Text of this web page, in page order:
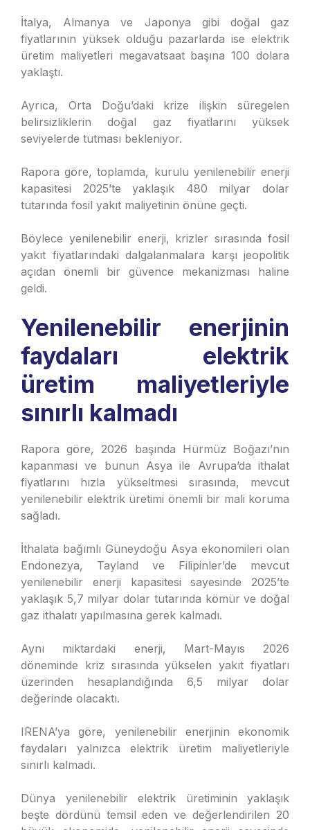
İtalya, Almanya ve Japonya gibi doğal gaz
fiyatlarının yüksek olduğu pazarlarda ise elektrik
üretim maliyetleri megavatsaat başına 100 dolara
yaklaştı.
Ayrıca, Orta Doğu’daki krize ilişkin süregelen
belirsizliklerin doğal gaz fiyatlarını yüksek
seviyelerde tutması bekleniyor.
Rapora göre, toplamda, kurulu yenilenebilir enerji
kapasitesi 2025’te yaklaşık 480 milyar dolar
tutarında fosil yakıt maliyetinin önüne geçti.
Böylece yenilenebilir enerji, krizler sırasında fosil
yakıt fiyatlarındaki dalgalanmalara karşı jeopolitik
açıdan önemli bir güvence mekanizması haline
geldi.
Yenilenebilir enerjinin
faydaları elektrik
üretim maliyetleriyle
sınırlı kalmadı
Rapora göre, 2026 başında Hürmüz Boğazı’nın
kapanması ve bunun Asya ile Avrupa’da ithalat
fiyatlarını hızla yükseltmesi sırasında, mevcut
yenilenebilir elektrik üretimi önemli bir mali koruma
sağladı.
İthalata bağımlı Güneydoğu Asya ekonomileri olan
Endonezya, Tayland ve Filipinler’de mevcut
yenilenebilir enerji kapasitesi sayesinde 2025’te
yaklaşık 5,7 milyar dolar tutarında kömür ve doğal
gaz ithalatı yapılmasına gerek kalmadı.
Aynı miktardaki enerji, Mart-Mayıs 2026
döneminde kriz sırasında yükselen yakıt fiyatları
üzerinden hesaplandığında 6,5 milyar dolar
değerinde olacaktı.
IRENA’ya göre, yenilenebilir enerjinin ekonomik
faydaları yalnızca elektrik üretim maliyetleriyle
sınırlı kalmadı.
Dünya yenilenebilir elektrik üretiminin yaklaşık
beşte dördünü temsil eden ve değerlendirilen 20